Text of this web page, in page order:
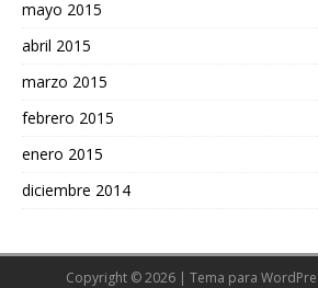
mayo 2015
abril 2015
marzo 2015
febrero 2015
enero 2015
diciembre 2014
Copyright © 2026 | Tema para